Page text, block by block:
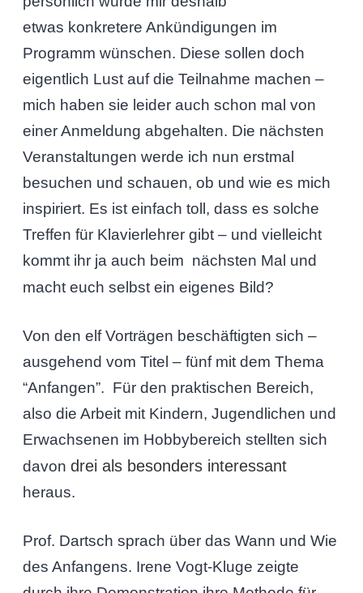
etwas konkretere Ankündigungen im
Programm wünschen. Diese sollen doch
eigentlich Lust auf die Teilnahme machen –
mich haben sie leider auch schon mal von
einer Anmeldung abgehalten. Die nächsten
Veranstaltungen werde ich nun erstmal
besuchen und schauen, ob und wie es mich
inspiriert. Es ist einfach toll, dass es solche
Treffen für Klavierlehrer gibt – und vielleicht
kommt ihr ja auch beim nächsten Mal und
macht euch selbst ein eigenes Bild?
Von den elf Vorträgen beschäftigten sich –
ausgehend vom Titel – fünf mit dem Thema
“Anfangen”. Für den praktischen Bereich,
also die Arbeit mit Kindern, Jugendlichen und
Erwachsenen im Hobbybereich stellten sich
davon drei als besonders interessant
heraus.
Prof. Dartsch sprach über das Wann und Wie
des Anfangens. Irene Vogt-Kluge zeigte